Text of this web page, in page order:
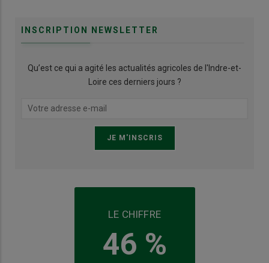
INSCRIPTION NEWSLETTER
Qu’est ce qui a agité les actualités agricoles de l'Indre-et-
Loire ces derniers jours ?
LE CHIFFRE
46 %